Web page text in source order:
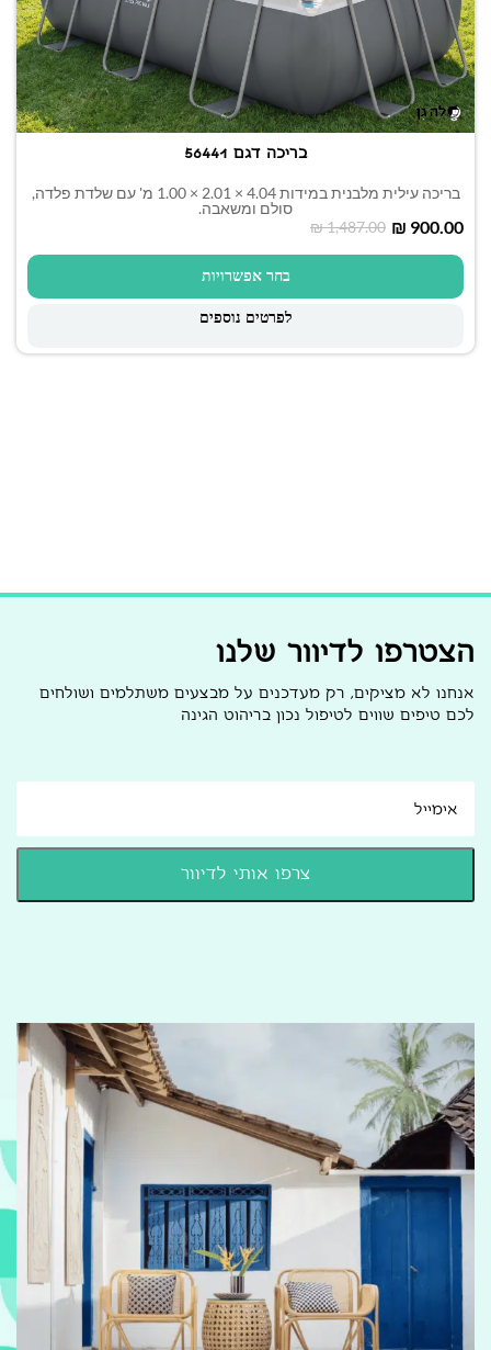
בריכה דגם 56441
בריכה עילית מלבנית במידות 4.04 × 2.01 × 1.00 מ' עם שלדת פלדה,
סולם ומשאבה.
₪1,487.00 ₪ 900.00
בחר אפשרויות
לפרטים נוספים
הצטרפו לדיוור שלנו
אנחנו לא מציקים, רק מעדכנים על מבצעים משתלמים ושולחים
לכם טיפים שווים לטיפול נכון בריהוט הגינה